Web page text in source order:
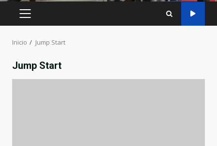
MENÚ
Inicio Jump Start
Jump Start